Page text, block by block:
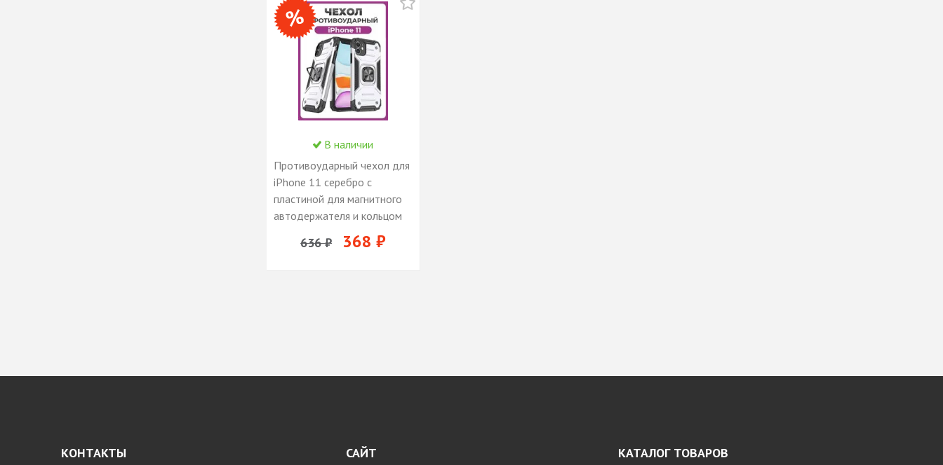
В наличии
Противоударный чехол для
iPhone 11 серебро с
пластиной для магнитного
автодержателя и кольцом
подставкой / чехол для
айфон 11
636 ₽ 368 ₽
КОНТАКТЫ
САЙТ
КАТАЛОГ ТОВАРОВ